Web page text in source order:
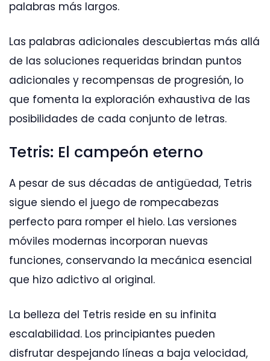
palabras más largos.
Las palabras adicionales descubiertas más allá
de las soluciones requeridas brindan puntos
adicionales y recompensas de progresión, lo
que fomenta la exploración exhaustiva de las
posibilidades de cada conjunto de letras.
Tetris: El campeón eterno
A pesar de sus décadas de antigüedad, Tetris
sigue siendo el juego de rompecabezas
perfecto para romper el hielo. Las versiones
móviles modernas incorporan nuevas
funciones, conservando la mecánica esencial
que hizo adictivo al original.
La belleza del Tetris reside en su infinita
escalabilidad. Los principiantes pueden
disfrutar despejando líneas a baja velocidad,